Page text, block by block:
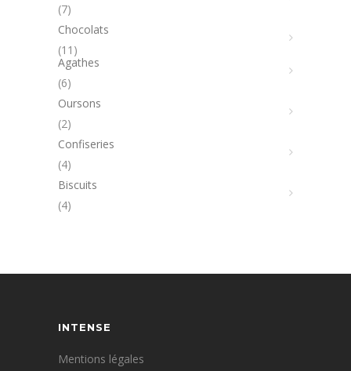
77
produits
Chocolats
11 11
produits
Agathes
66
produits
Oursons
22
produits
Confiseries
44
produits
Biscuits
44
INTENSE
Mentions légales